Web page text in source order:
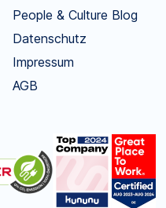
People & Culture Blog
Datenschutz
Impressum
AGB